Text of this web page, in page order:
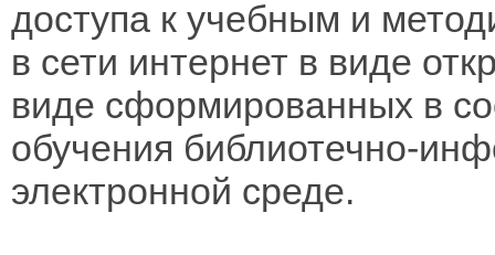
доступа к учебным и
в сети интернет в виде
виде сформированных в
обучения библиотечно-
электронной среде.